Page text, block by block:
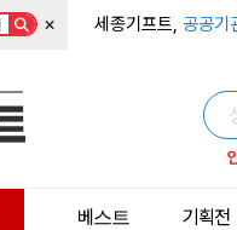
× 세종기프트, 공공기
베스트
기획전